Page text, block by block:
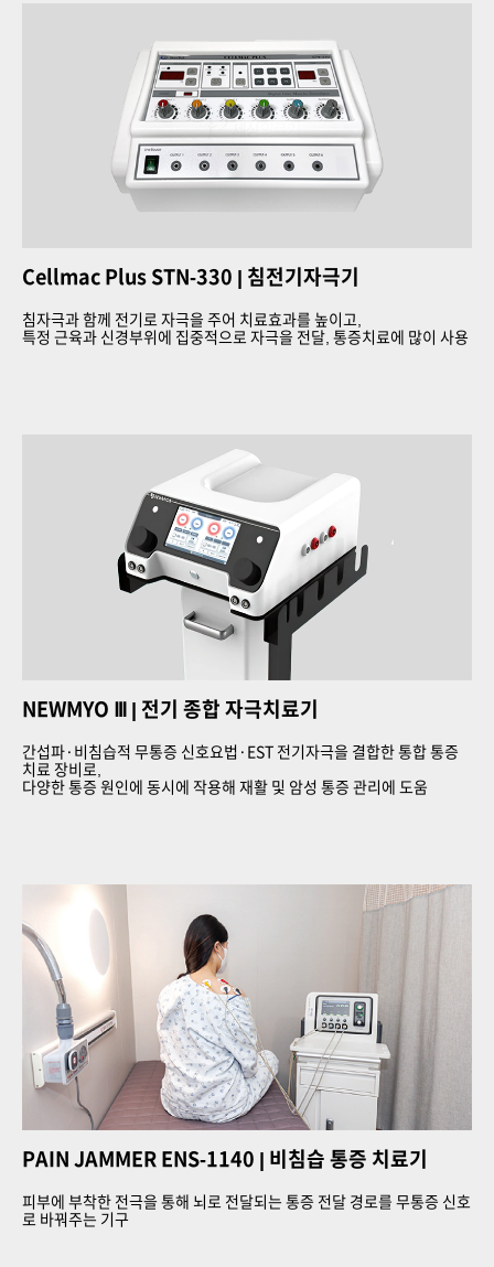
Cellmac Plus STN-330 | 침전기자극기
침자극과 함께 전기로 자극을 주어 치료효과를 높이고,
특정 근육과 신경부위에 집중적으로 자극을 전달, 통증치료에 많이 사용
NEWMYO Ⅲ | 전기 종합 자극치료기
간섭파·비침습적 무통증 신호요법·EST 전기자극을 결합한 통합 통증
치료 장비로,
다양한 통증 원인에 동시에 작용해 재활 및 암성 통증 관리에 도움
PAIN JAMMER ENS-1140 | 비침습 통증 치료기
피부에 부착한 전극을 통해 뇌로 전달되는 통증 전달 경로를 무통증 신호
로 바꿔주는 기구